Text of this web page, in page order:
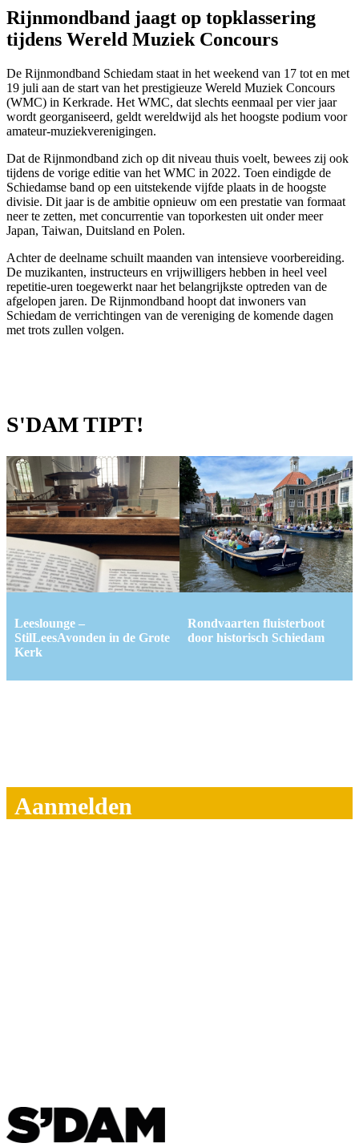
Rijnmondband jaagt op topklassering
tijdens Wereld Muziek Concours
De Rijnmondband Schiedam staat in het weekend van 17 tot en met
19 juli aan de start van het prestigieuze Wereld Muziek Concours
(WMC) in Kerkrade. Het WMC, dat slechts eenmaal per vier jaar
wordt georganiseerd, geldt wereldwijd als het hoogste podium voor
amateur-muziekverenigingen.
Dat de Rijnmondband zich op dit niveau thuis voelt, bewees zij ook
tijdens de vorige editie van het WMC in 2022. Toen eindigde de
Schiedamse band op een uitstekende vijfde plaats in de hoogste
divisie. Dit jaar is de ambitie opnieuw om een prestatie van formaat
neer te zetten, met concurrentie van toporkesten uit onder meer
Japan, Taiwan, Duitsland en Polen.
Achter de deelname schuilt maanden van intensieve voorbereiding.
De muzikanten, instructeurs en vrijwilligers hebben in heel veel
repetitie-uren toegewerkt naar het belangrijkste optreden van de
afgelopen jaren. De Rijnmondband hoopt dat inwoners van
Schiedam de verrichtingen van de vereniging de komende dagen
met trots zullen volgen.
S'DAM TIPT!
Leeslounge –
StilLeesAvonden in de Grote
Kerk
Rondvaarten fluisterboot
door historisch Schiedam
Aanmelden